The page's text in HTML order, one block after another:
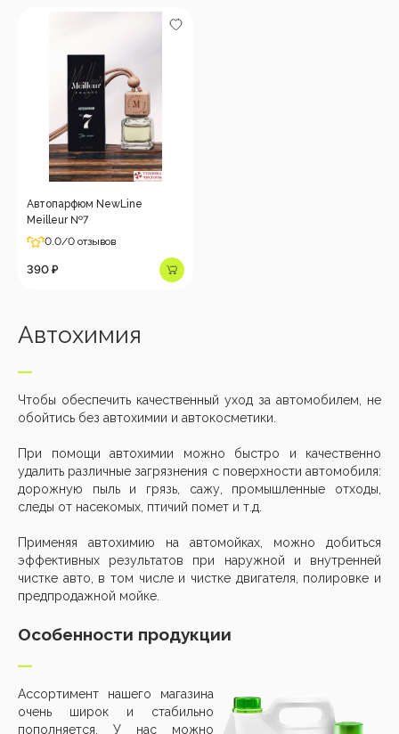
Автопарфюм NewLine
Meilleur №7
0.0/0 отзывов
390 ₽
Автохимия
Чтобы обеспечить качественный уход за автомобилем, не
обойтись без автохимии и автокосметики.
При помощи автохимии можно быстро и качественно
удалить различные загрязнения с поверхности автомобиля:
дорожную пыль и грязь, сажу, промышленные отходы,
следы от насекомых, птичий помет и т.д.
Применяя автохимию на автомойках, можно добиться
эффективных результатов при наружной и внутренней
чистке авто, в том числе и чистке двигателя, полировке и
предпродажной мойке.
Особенности продукции
Ассортимент нашего магазина
очень широк и стабильно
пополняется. У нас можно